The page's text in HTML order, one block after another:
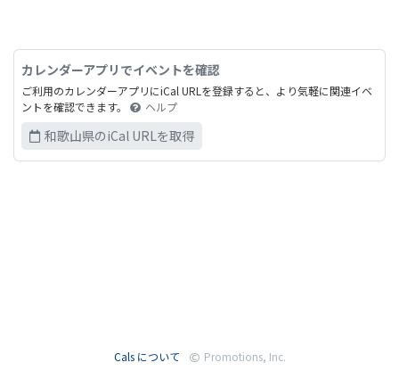
カレンダーアプリでイベントを確認
ご利用のカレンダーアプリにiCal URLを登録すると、より気軽に関連イベ
ントを確認できます。
ヘルプ
和歌山県のiCal URLを取得
Cals について Promotions, Inc.